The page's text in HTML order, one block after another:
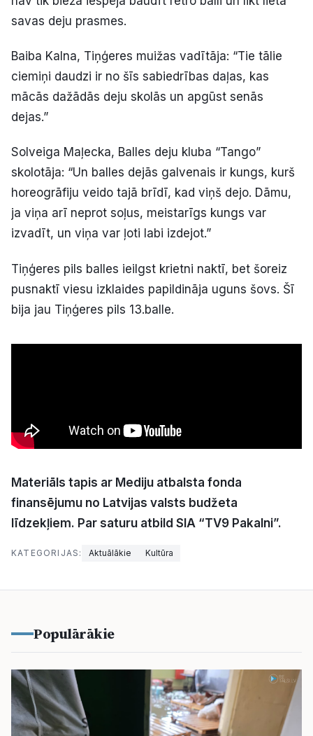
savas deju prasmes.
Baiba Kalna, Tiņģeres muižas vadītāja: “Tie tālie
ciemiņi daudzi ir no šīs sabiedrības daļas, kas
mācās dažādās deju skolās un apgūst senās
dejas.”
Solveiga Maļecka, Balles deju kluba “Tango”
skolotāja: “Un balles dejās galvenais ir kungs, kurš
horeogrāfiju veido tajā brīdī, kad viņš dejo. Dāmu,
ja viņa arī neprot soļus, meistarīgs kungs var
izvadīt, un viņa var ļoti labi izdejot.”
Tiņģeres pils balles ieilgst krietni naktī, bet šoreiz
pusnaktī viesu izklaides papildināja uguns šovs. Šī
bija jau Tiņģeres pils 13.balle.
Materiāls tapis ar Mediju atbalsta fonda
finansējumu no Latvijas valsts budžeta
līdzekļiem. Par saturu atbild SIA “TV9 Pakalni”.
KATEGORIJAS: Aktuālākie Kultūra
Populārākie